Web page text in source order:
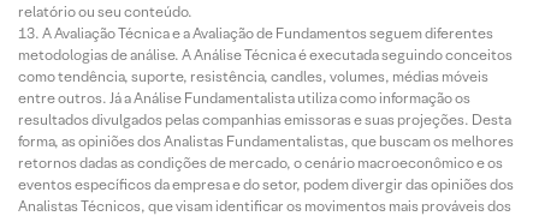
relatório ou seu conteúdo.
A Avaliação Técnica e a Avaliação de Fundamentos seguem diferentes
metodologias de análise. A Análise Técnica é executada seguindo conceitos
como tendência, suporte, resistência, candles, volumes, médias móveis
entre outros. Já a Análise Fundamentalista utiliza como informação os
resultados divulgados pelas companhias emissoras e suas projeções. Desta
forma, as opiniões dos Analistas Fundamentalistas, que buscam os melhores
retornos dadas as condições de mercado, o cenário macroeconômico e os
eventos específicos da empresa e do setor, podem divergir das opiniões dos
Analistas Técnicos, que visam identificar os movimentos mais prováveis dos